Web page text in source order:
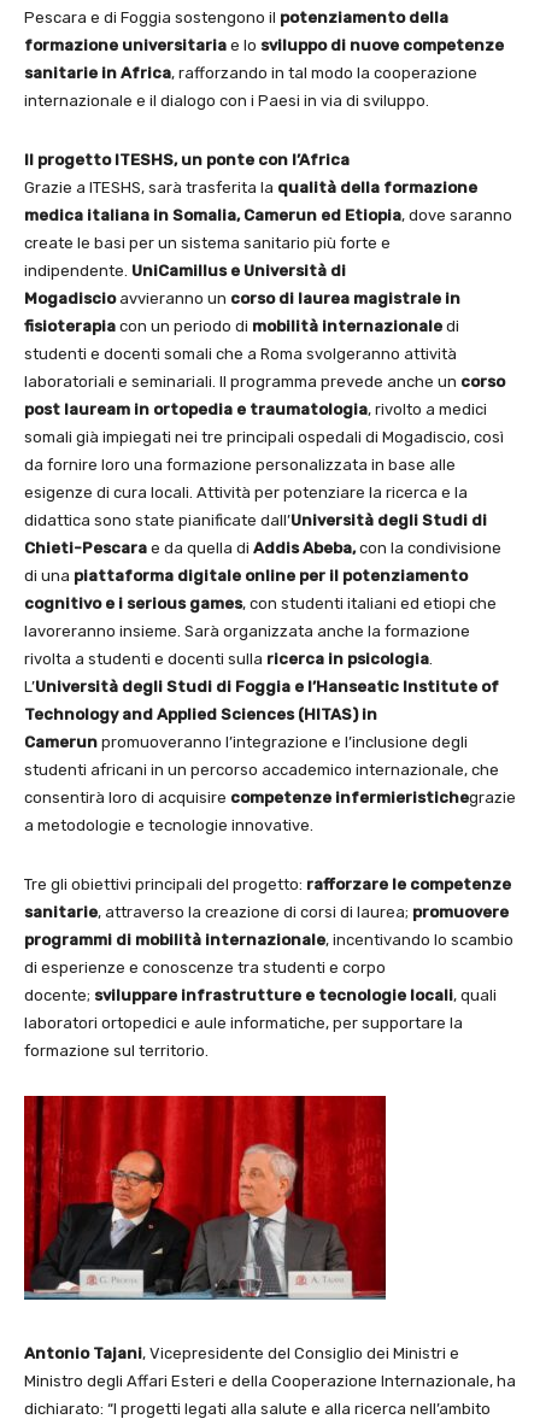
Pescara e di Foggia sostengono il potenziamento della
formazione universitaria e lo sviluppo di nuove competenze
sanitarie in Africa, rafforzando in tal modo la cooperazione
internazionale e il dialogo con i Paesi in via di sviluppo.
Il progetto ITESHS, un ponte con l’Africa
Grazie a ITESHS, sarà trasferita la qualità della formazione
medica italiana in Somalia, Camerun ed Etiopia, dove saranno
create le basi per un sistema sanitario più forte e
indipendente. UniCamillus e Università di
Mogadiscioavvieranno un corso di laurea magistrale in
fisioterapia con un periodo di mobilità internazionale di
studenti e docenti somali che a Roma svolgeranno attività
laboratoriali e seminariali. Il programma prevede anche un corso
post lauream in ortopedia e traumatologia, rivolto a medici
somali già impiegati nei tre principali ospedali di Mogadiscio, così
da fornire loro una formazione personalizzata in base alle
esigenze di cura locali. Attività per potenziare la ricerca e la
didattica sono state pianificate dall’Università degli Studi di
Chieti-Pescara e da quella di Addis Abeba,con la condivisione
di una piattaforma digitale online per il potenziamento
cognitivo e i serious games, con studenti italiani ed etiopi che
lavoreranno insieme. Sarà organizzata anche la formazione
rivolta a studenti e docenti sulla ricerca in psicologia
L’Università degli Studi di Foggia e l’Hanseatic Institute of
Technology and Applied Sciences (HITAS) in
Camerun promuoveranno l’integrazione e l’inclusione degli
studenti africani in un percorso accademico internazionale, che
consentirà loro di acquisire competenze infermieristichegrazie
a metodologie e tecnologie innovative.
Tre gli obiettivi principali del progetto: rafforzare le competenze
sanitarie, attraverso la creazione di corsi di laurea; promuovere
programmi di mobilità internazionale, incentivando lo scambio
di esperienze e conoscenze tra studenti e corpo
docente; sviluppare infrastrutture e tecnologie locali, quali
laboratori ortopedici e aule informatiche, per supportare la
formazione sul territorio.
Antonio Tajani, Vicepresidente del Consiglio dei Ministri e
Ministro degli Affari Esteri e della Cooperazione Internazionale, ha
dichiarato: “I progetti legati alla salute e alla ricerca nell’ambito